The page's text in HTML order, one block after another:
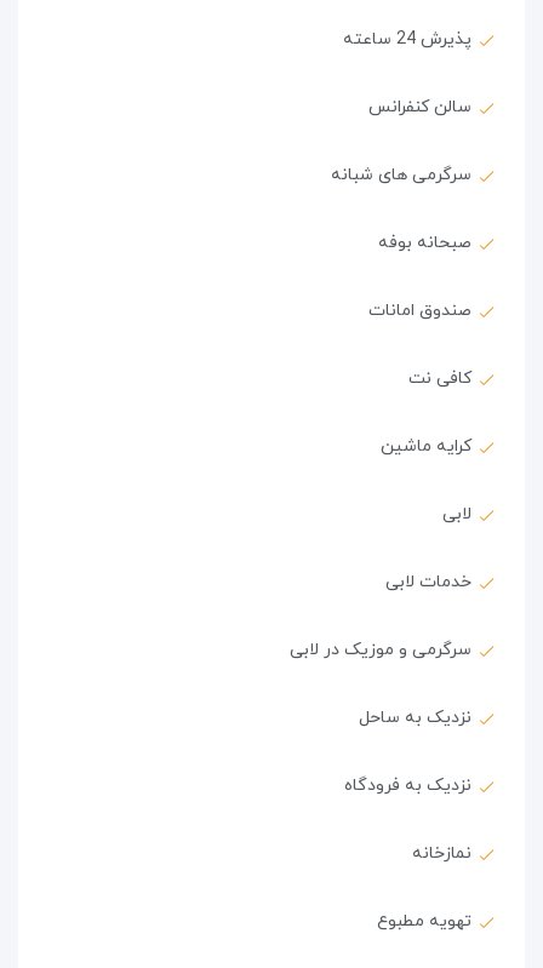
پذیرش 24 ساعته
سالن کنفرانس
سرگرمی های شبانه
صبحانه بوفه
صندوق امانات
کافی نت
کرایه ماشین
لابی
خدمات لابی
سرگرمی و موزیک در لابی
نزدیک به ساحل
نزدیک به فرودگاه
نمازخانه
تهویه مطبوع